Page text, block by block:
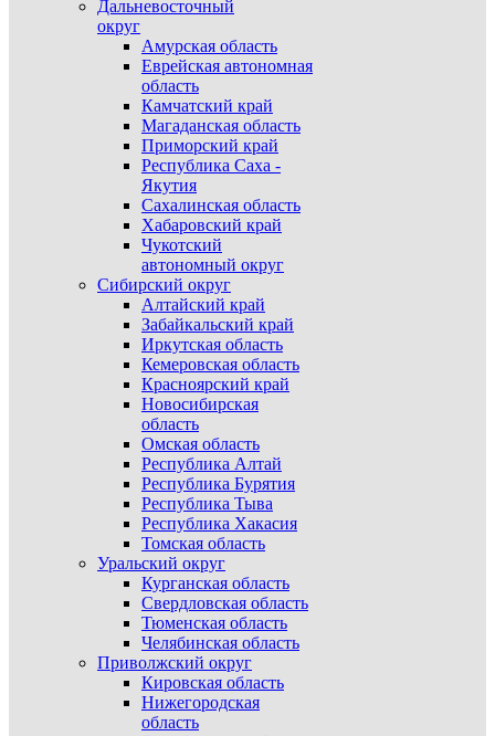
Дальневосточный
округ
Амурская область
Еврейская автономная
область
Камчатский край
Магаданская область
Приморский край
Республика Саха -
Якутия
Сахалинская область
Хабаровский край
Чукотский
автономный округ
Сибирский округ
Алтайский край
Забайкальский край
Иркутская область
Кемеровская область
Красноярский край
Новосибирская
область
Омская область
Республика Алтай
Республика Бурятия
Республика Тыва
Республика Хакасия
Томская область
Уральский округ
Курганская область
Свердловская область
Тюменская область
Челябинская область
Приволжский округ
Кировская область
Нижегородская
область